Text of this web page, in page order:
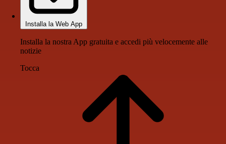
Installa la Web App
Installa la nostra App gratuita e accedi più velocemente alle
notizie
Tocca